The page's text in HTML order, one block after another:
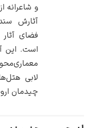
یوهانس فرمیر
پرفروش‌ترین
و شاعرانه از
آثارش سندی
فضای آثار کانلا
است. این آثار
معماری‌محور یا
لابی هتل‌ها،
چیدمان اروپایی.